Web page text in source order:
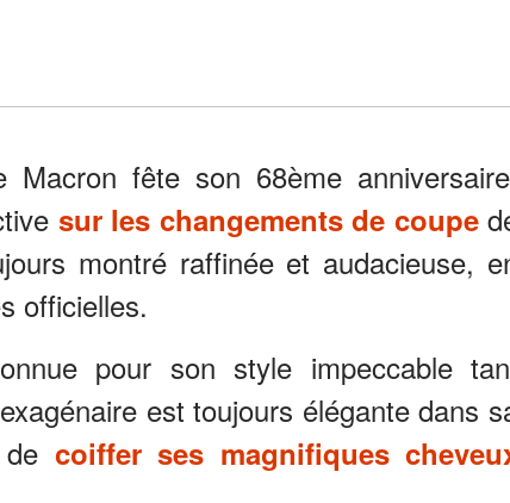
fête son 68ème
sur les changements de coupe
montré raffinée et audacieuse,
officielles.
pour son style impeccable
est toujours élégante dans
coiffer ses magnifiques